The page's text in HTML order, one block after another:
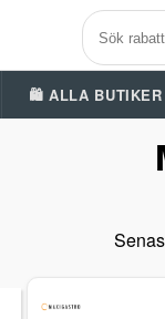
🛍️ ALLA BUTIKER